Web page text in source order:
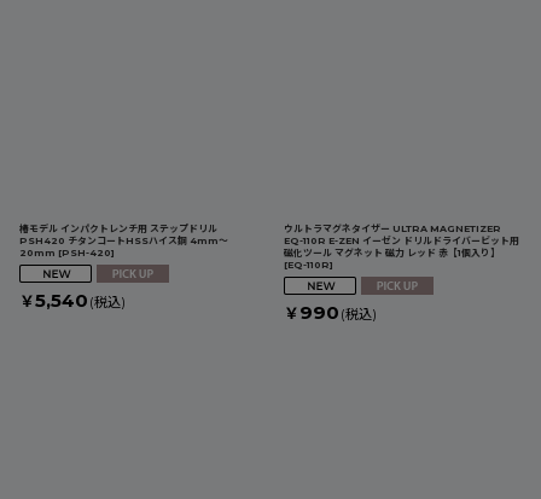
椿モデル インパクトレンチ用 ステップドリル
PSH420 チタンコートHSSハイス鋼 4mm〜
20mm [PSH-420]
￥5,540 (税込)
ウルトラマグネタイザー ULTRA MAGNETIZER
EQ-110R E-ZEN イーゼン ドリルドライバービット用
磁化ツール マグネット 磁力 レッド 赤【1個入り】
[EQ-110R]
￥ 990 (税込)